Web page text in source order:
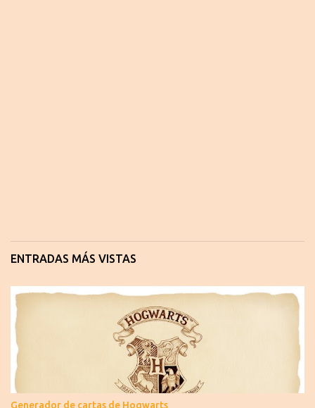
ENTRADAS MÁS VISTAS
Generador de cartas de Hogwarts